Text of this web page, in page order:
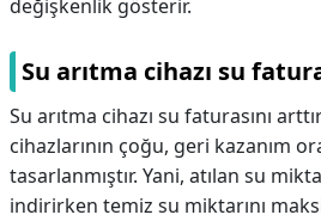
değişkenlik gösterir.
Su arıtma cihazı su
Su arıtma cihazı su faturasını
cihazlarının çoğu, geri kazanım
tasarlanmıştır. Yani, atılan su
indirirken temiz su miktarını